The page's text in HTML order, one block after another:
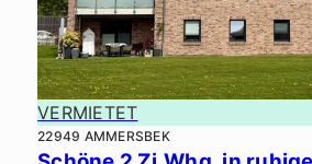
VERMIETET
22949 AMMERSBEK